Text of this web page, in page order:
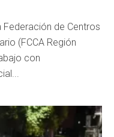
de Centros
(FCCA Región
con